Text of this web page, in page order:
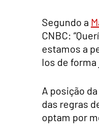
Segundo a
CNBC:
estamos a
los de forma
A posição
das regras
optam por